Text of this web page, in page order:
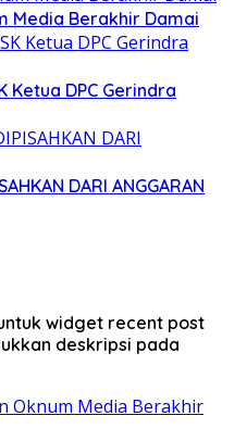
Media Berakhir Damai
Ketua DPC Gerindra
DARI ANGGARAN
widget recent post
deskripsi pada